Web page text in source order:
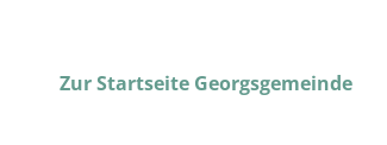
Zur Startseite Georgsgemeinde